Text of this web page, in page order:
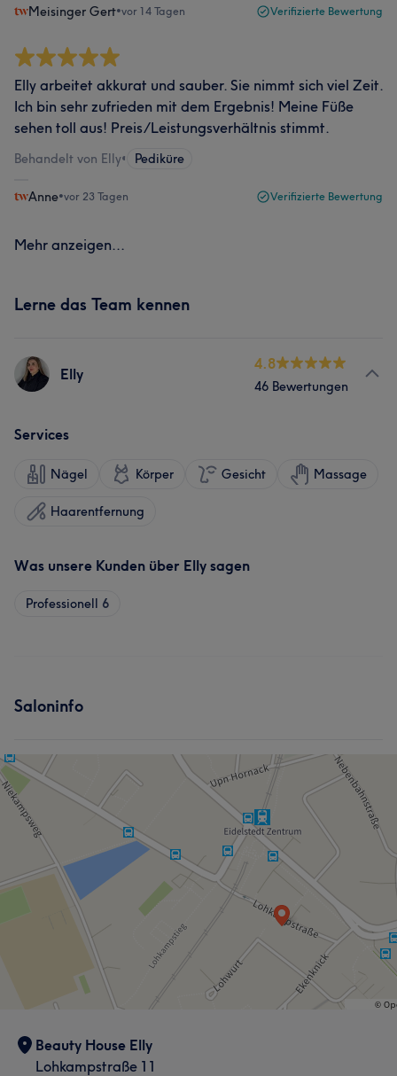
Meisinger Gert•vor 14 Tagen Verifizierte Bewertung
Elly arbeitet akkurat und sauber. Sie nimmt sich viel Zeit.
Ich bin sehr zufrieden mit dem Ergebnis! Meine Füße
sehen toll aus! Preis/Leistungsverhältnis stimmt.
Behandelt von Elly• Pediküre
Anne•vor 23 Tagen Verifizierte Bewertung
Mehr anzeigen...
Lerne das Team kennen
Elly
4.8
46 Bewertungen
Services
Nägel Körper Gesicht Massage
Haarentfernung
Was unsere Kunden über Elly sagen
Professionell 6
Saloninfo
Beauty House Elly
Lohkampstraße 11